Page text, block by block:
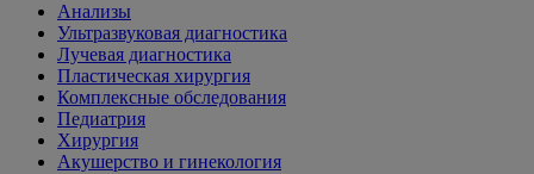
Анализы
Ультразвуковая диагностика
Лучевая диагностика
Пластическая хирургия
Комплексные обследования
Педиатрия
Хирургия
Акушерство и гинекология